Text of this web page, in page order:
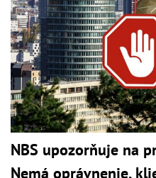
NBS upozorňuje na
Nemá oprávnenie,